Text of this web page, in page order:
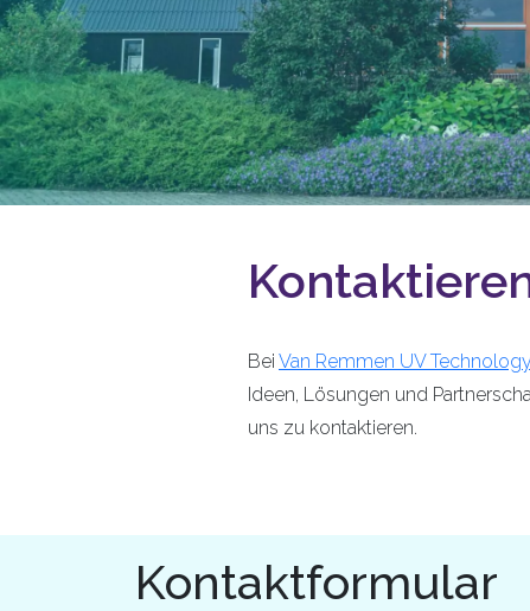
Bei Van Remmen UV
Ideen, Lösungen und
uns zu kontaktieren.
Kontaktformular